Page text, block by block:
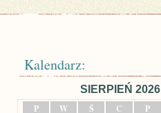
Kalendarz:
SIERPIEŃ 2026
P
W Ś C P